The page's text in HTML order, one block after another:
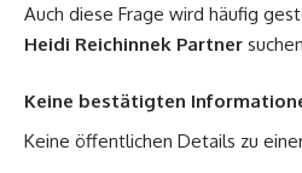
Auch diese Frage wird häufig
Heidi Reichinnek Partner
Keine bestätigten
Keine öffentlichen Details zu